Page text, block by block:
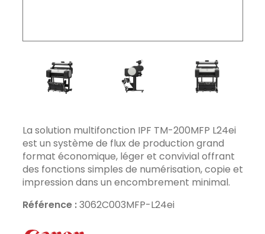
La solution multifonction IPF TM-200MFP L24ei
est un système de flux de production grand
format économique, léger et convivial offrant
des fonctions simples de numérisation, copie et
impression dans un encombrement minimal.
Référence :3062C003MFP-L24ei